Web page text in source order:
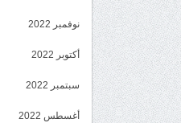
نوفمبر 2022
أكتوبر 2022
سبتمبر 2022
أغسطس 2022